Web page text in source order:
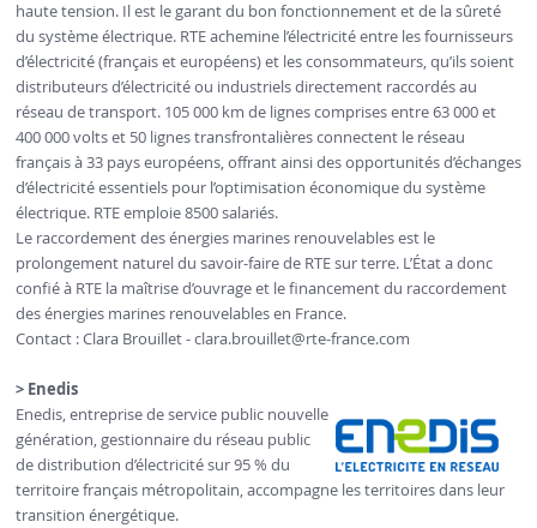
haute tension. Il est le garant du bon fonctionnement et de la sûreté
du système électrique. RTE achemine l’électricité entre les fournisseurs
d’électricité (français et européens) et les consommateurs, qu’ils soient
distributeurs d’électricité ou industriels directement raccordés au
réseau de transport. 105 000 km de lignes comprises entre 63 000 et
400 000 volts et 50 lignes transfrontalières connectent le réseau
français à 33 pays européens, offrant ainsi des opportunités d’échanges
d’électricité essentiels pour l’optimisation économique du système
électrique. RTE emploie 8500 salariés.
Le raccordement des énergies marines renouvelables est le
prolongement naturel du savoir-faire de RTE sur terre. L’État a donc
confié à RTE la maîtrise d’ouvrage et le financement du raccordement
des énergies marines renouvelables en France.
Contact : Clara Brouillet -clara.brouillet@rte-france.com
> Enedis
Enedis, entreprise de service public nouvelle
génération, gestionnaire du réseau public
de distribution d’électricité sur 95 % du
territoire français métropolitain, accompagne les territoires dans leur
transition énergétique.